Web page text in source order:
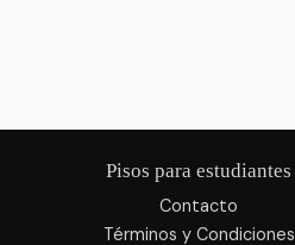
Pisos para estudiantes
Contacto
Términos y Condiciones